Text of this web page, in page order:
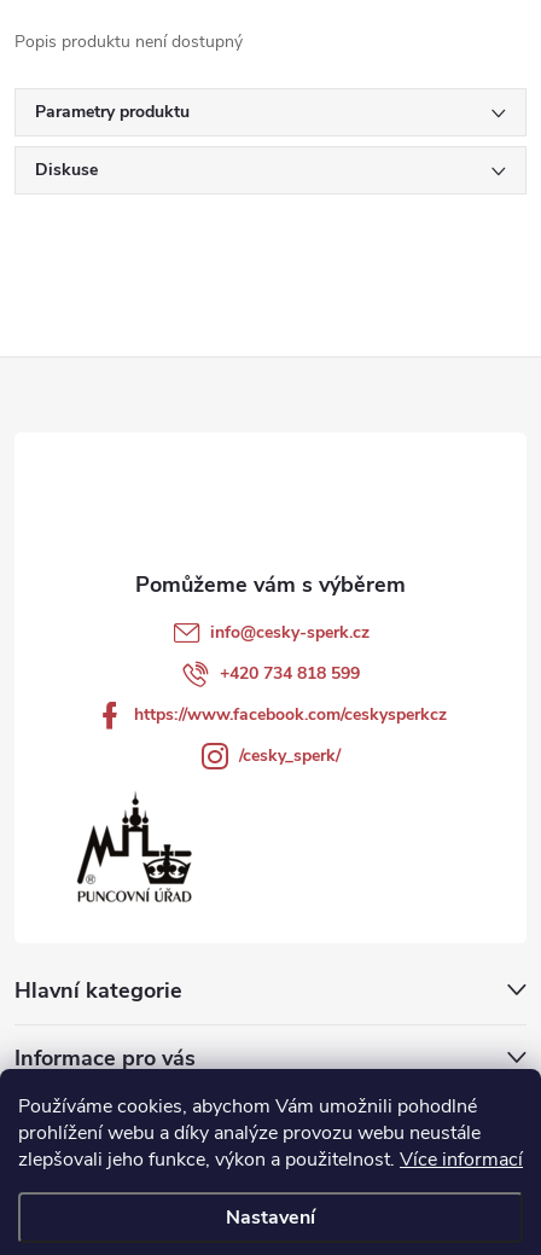
Používáme cookies, abychom Vám umožnili pohodlné
prohlížení webu a díky analýze provozu webu neustále
zlepšovali jeho funkce, výkon a použitelnost. Více informací
Nastavení
Popis produktu není dostupný
Parametry produktu
Diskuse
Hlavní kategorie
Informace pro vás
Přijímáme online platby
info@cesky-sperk.cz
+420 734 818 599
https://www.facebook.com/ceskysperkcz
/cesky_sperk/